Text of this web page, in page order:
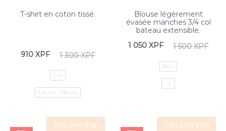
T-shirt en coton tissé.
1 300XPF
910 XPF
Gris
7-8 ans / 130 cm
Blouse légèrement
évasée manches 3/4 col
bateau extensible.
1 500XPF
1 050 XPF
Bleu
S
Très bon état Très bon état